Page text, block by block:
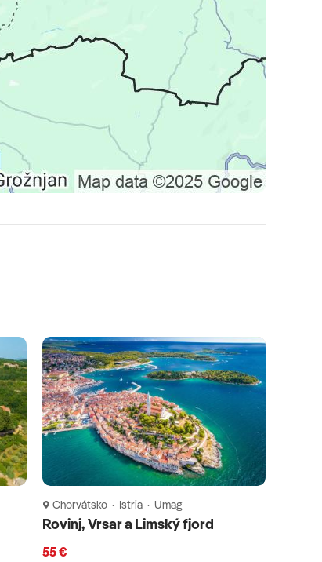
Chorvátsko · Istria · Umag
Rovinj, Vrsar a Limský fjord
55 €